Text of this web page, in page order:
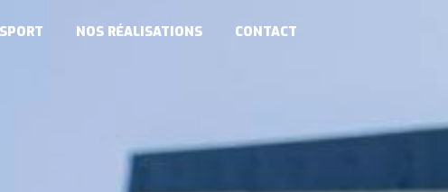
NOS RÉALISATIONS CONTACT